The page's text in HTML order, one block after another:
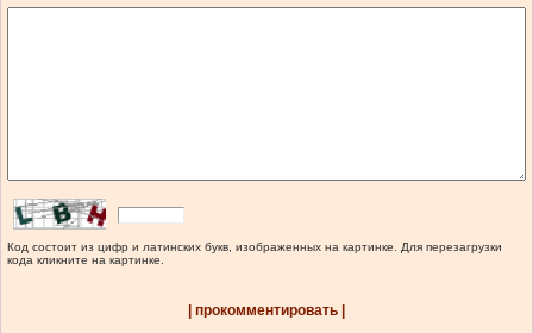
Код состоит из цифр и латинских букв, изображенных на картинке. Для перезагрузки
кода кликните на картинке.
| прокомментировать |